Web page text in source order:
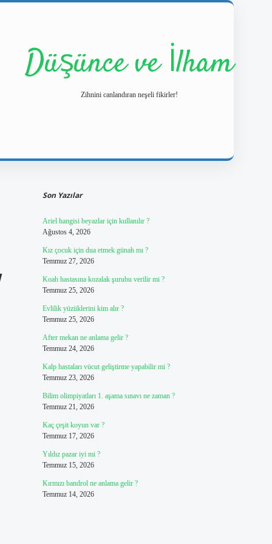
Düşünce ve İlham
Zihnini canlandıran neşeli fikirler!
Son Yazılar
Ariel hangisi beyazlar için kullanılır ?
Ağustos 4, 2026
Kız çocuk için dua etmek günah mı ?
Temmuz 27, 2026
Koah hastasına kozalak şurubu verilir mi ?
Temmuz 25, 2026
Evlilik yüzüklerini kim alır ?
Temmuz 25, 2026
After mekan ne anlama gelir ?
Temmuz 24, 2026
Kalp hastaları vücut geliştirme yapabilir mi ?
Temmuz 23, 2026
Bilim olimpiyatları 1. aşama sınavı ne zaman ?
Temmuz 21, 2026
Kaç çeşit koyun var ?
Temmuz 17, 2026
Yıldız pazar iyi mi ?
Temmuz 15, 2026
Kırmızı bandrol ne anlama gelir ?
Temmuz 14, 2026